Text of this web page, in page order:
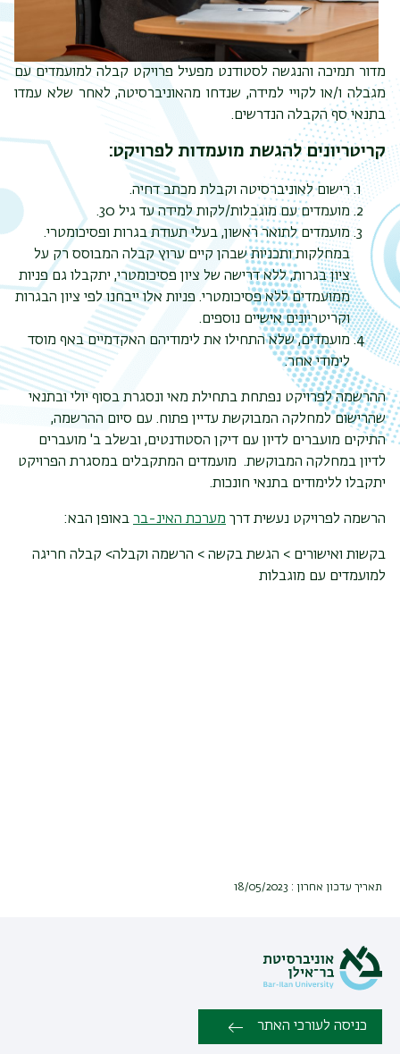
מדור תמיכה והנגשה לסטודנט מפעיל פרויקט קבלה למועמדים עם
מגבלה ו/או לקויי למידה, שנדחו מהאוניברסיטה, לאחר שלא עמדו
בתנאי סף הקבלה הנדרשים.
קריטריונים להגשת מועמדות לפרויקט:
רישום לאוניברסיטה וקבלת מכתב דחיה.
מועמדים עם מוגבלות/לקות למידה עד גיל 30.
מועמדים לתואר ראשון, בעלי תעודת בגרות ופסיכומטרי.
במחלקות ותכניות שבהן קיים ערוץ קבלה המבוסס רק על
ציון בגרות, ללא דרישה של ציון פסיכומטרי, יתקבלו גם פניות
ממועמדים ללאפסיכומטרי. פניות אלו ייבחנו לפי ציון הבגרות
וקריטריונים אישיים נוספים.
מועמדים, שלא התחילו את לימודיהם האקדמיים באף מוסד
לימודי אחר.
ההרשמה לפרויקט נפתחת בתחילת מאי ונסגרת בסוף יולי ובתנאי
שהרישום למחלקה המבוקשת עדיין פתוח. עם סיום ההרשמה,
התיקים מועברים לדיון עם דיקן הסטודנטים, ובשלב ב' מועברים
לדיון במחלקה המבוקשת. מועמדים המתקבלים במסגרת הפרויקט
יתקבלו ללימודים בתנאי חונכות.
הרשמה לפרויקט נעשית דרך מערכת האינ-בר באופן הבא:
בקשות ואישורים > הגשת בקשה > הרשמה וקבלה> קבלה חריגה
למועמדים עם מוגבלות
תאריך עדכון אחרון : 18/05/2023
כניסה לעורכי האתר